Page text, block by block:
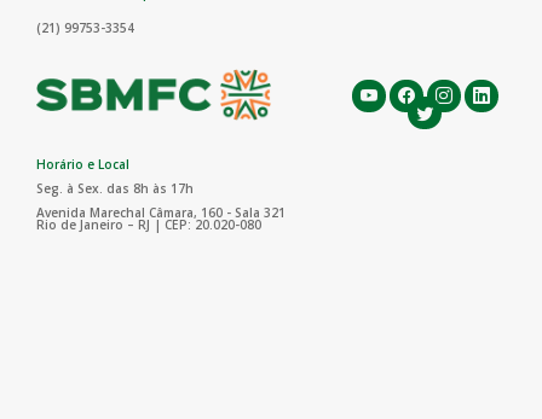
(21) 99753-3354
Horário e Local
Seg. à Sex. das 8h às 17h
Avenida Marechal Câmara, 160 - Sala 321
Rio de Janeiro – RJ | CEP: 20.020-080